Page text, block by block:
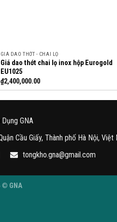
GIÁ DAO THỚT - CHAI LỌ
Giá dao thớt chai lọ inox hộp Eurogold
EU1025
₫2,400,000.00
GNA
Cầu Giấy, Thành phố Hà Nội, Việt
tongkho.gna@gmail.com
© GNA